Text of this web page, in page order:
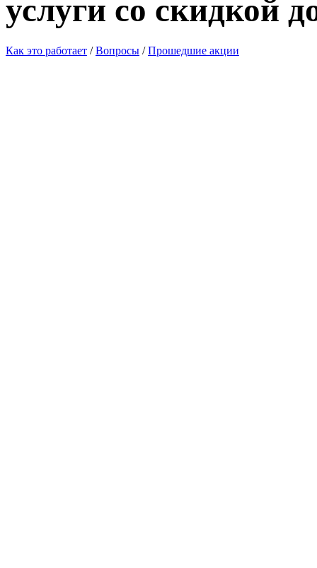
услуги со скидкой
Как это работает / Вопросы / Прошедшие акции